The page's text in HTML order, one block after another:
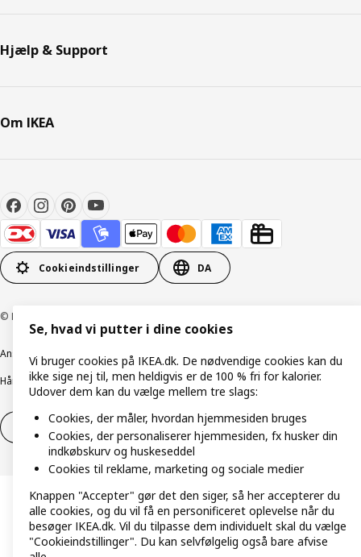
Hjælp & Support
Om IKEA
Cookieindstillinger DA
© Inter IKEA Systems B.V. 1999-2026
Ansvarlig rapportering Cookiepolitik
Digital tilgængelighed
Håndtering af persondataSalgs- og leveringsbetingelser
Fortryd dit køb Fortryd dit køb af service
Se, hvad vi putter i dine cookies
Vi bruger cookies på IKEA.dk. De nødvendige cookies kan du
ikke sige nej til, men heldigvis er de 100 % fri for kalorier.
Udover dem kan du vælge mellem tre slags:
Cookies, der måler, hvordan hjemmesiden bruges
Cookies, der personaliserer hjemmesiden, fx husker din
indkøbskurv og huskeseddel
Cookies til reklame, marketing og sociale medier
Knappen "Accepter" gør det den siger, så her accepterer du
alle cookies, og du vil få en personificeret oplevelse når du
besøger IKEA.dk. Vil du tilpasse dem individuelt skal du vælge
"Cookieindstillinger". Du kan selvfølgelig også bare afvise